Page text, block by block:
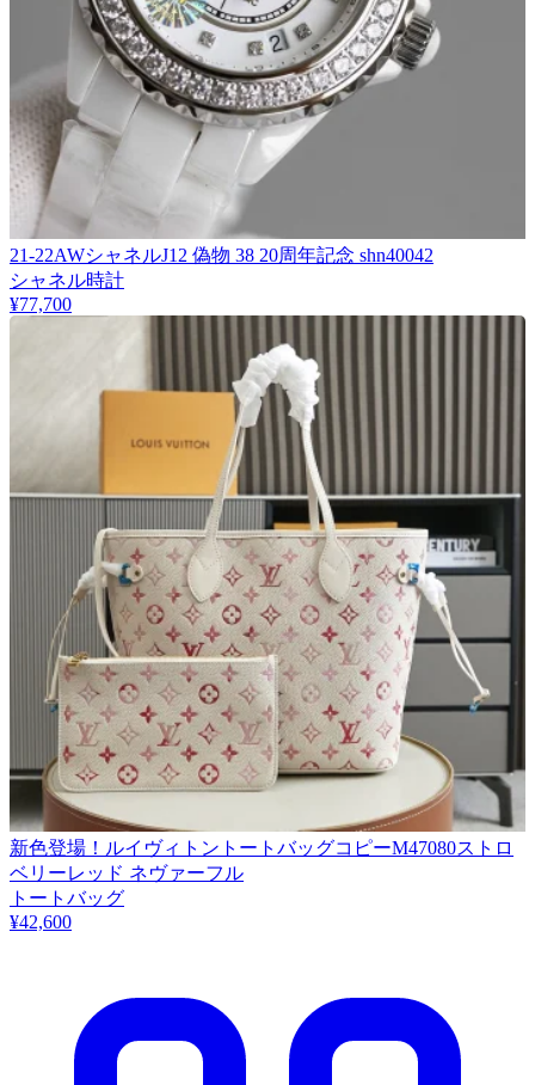
21-22AWシャネルJ12 偽物 38 20周年記念 shn40042
シャネル時計
¥77,700
新色登場！ルイヴィトントートバッグコピーM47080ストロ
ベリーレッド ネヴァーフル
トートバッグ
¥42,600